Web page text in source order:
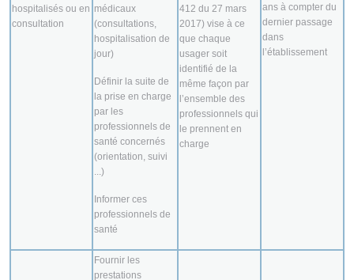
hospitalisés ou en
consultation
médicaux
(consultations,
hospitalisation de
jour)
Définir la suite de
la prise en charge
par les
professionnels de
santé concernés
(orientation, suivi
...)
Informer ces
professionnels de
santé
412 du 27 mars
2017) vise à ce
que chaque
usager soit
identifié de la
même façon par
l’ensemble des
professionnels qui
le prennent en
charge
ans à compter du
dernier passage
dans
l’établissement
Fournir les
prestations